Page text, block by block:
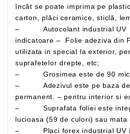
încât se poate imprima pe plastic, metal, hârtie,
– Autocolant industrial UV pentru semne si
indicatoare – Folie adeziva din PVC polimeric,
utilizata in special la exterior,
suprafetelor drepte, etc;
– Grosimea este de 90
– Adezivul este pe baza de
permanent. – pentru interior si
– Suprafata foliei este
lucioasa (59 de culori) sau mata
– Placi forex industrial UV industrial pentru